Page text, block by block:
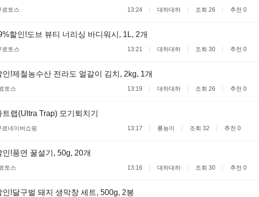
료 토스 13:24 대하대하 조회 26 추천 0
할인!도브 뷰티 너리싱 바디워시, 1L, 2개
료 토스 13:21 대하대하 조회 30 추천 0
인!제철농수산 전라도 얼갈이 김치, 2kg, 1개
토스 13:19 대하대하 조회 26 추천 0
트랩(Ultra Trap) 모기퇴치기
료네이버쇼핑 13:17 룡뇽이 조회 32 추천 0
인!풍연 꿀설기, 50g, 20개
토스 13:16 대하대하 조회 30 추천 0
인!달구벌 돼지 생막창 세트, 500g, 2봉